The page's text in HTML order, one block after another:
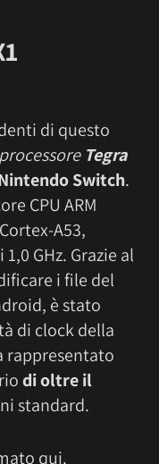
di questo
Tegra
Switch.
CPU ARM
A53,
GHz. Grazie al
i file del
è stato
di clock della
rappresentato
di oltre il
standard.
qui.